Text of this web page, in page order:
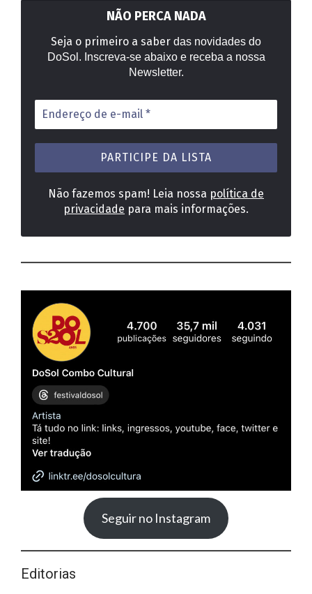
NÃO PERCA NADA
Seja o primeiro a saber das novidades do
DoSol. Inscreva-se abaixo e receba a nossa
Newsletter.
Endereço
de
e-
mail
Não fazemos spam! Leia nossa política de
privacidade para mais informações.
Seguir no Instagram
Editorias